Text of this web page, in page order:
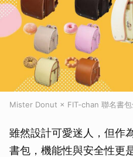
Mister Donut × FIT-chan 聯名書包
雖然設計可愛迷人，但作
書包，機能性與安全性更